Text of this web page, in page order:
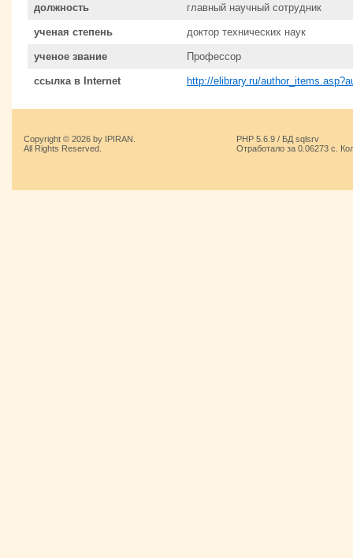
должность главный научный сотрудник
ученая степень доктор технических наук
ученое звание Профессор
ссылка в Internet http://elibrary.ru/
Copyright © 2026 by IPIRAN.
All Rights Reserved.
PHP 5.6.9 / БД sqlsrv
Отработало за 0.06273 с.